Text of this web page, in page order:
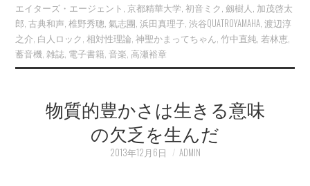
エイターズ・エージェント ,京都精華大学,初音ミク,劔樹人, 加茂啓太
郎,古典和声,椎野秀聰,氣志團,浜田真理子,渋谷QUATROYAMAHA,渡辺淳
之介, 白人ロック,相対性理論,神聖かまってちゃん,竹中直純,若林恵,
蓄音機,雑誌, 電子書籍,音楽,高瀬裕章
物質的豊かさは生きる意味
の欠乏を生んだ
2013年12月6日 ADMIN